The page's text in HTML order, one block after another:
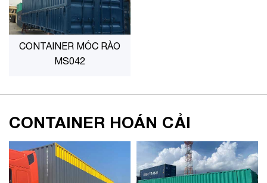
CONTAINER MÓC RÀO
MS042
CONTAINER HOÁN CẢI